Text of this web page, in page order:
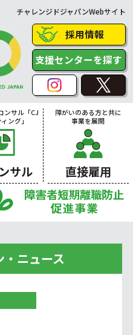
チャレンジドジャパンWebサイト
採用情報
支援センターを探す
ンサル「CJ
ング」
サル
障がいのある方と共に
事業を展開
直接雇用
ニュース